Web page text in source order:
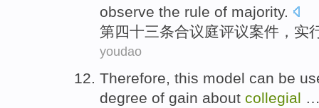
observe the rule of majority.
第四十三条合议庭评议案件 ，实
youdao
Therefore, this model can be
degree of gain about collegial